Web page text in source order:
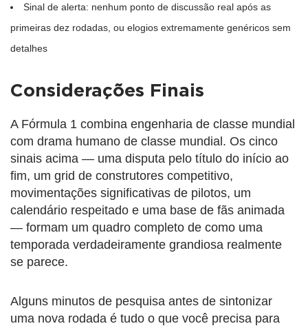
Sinal de alerta: nenhum ponto de discussão real após as
primeiras dez rodadas, ou elogios extremamente genéricos sem
detalhes
Considerações Finais
A Fórmula 1 combina engenharia de classe mundial
com drama humano de classe mundial. Os cinco
sinais acima — uma disputa pelo título do início ao
fim, um grid de construtores competitivo,
movimentações significativas de pilotos, um
calendário respeitado e uma base de fãs animada
— formam um quadro completo de como uma
temporada verdadeiramente grandiosa realmente
se parece.
Alguns minutos de pesquisa antes de sintonizar
uma nova rodada é tudo o que você precisa para